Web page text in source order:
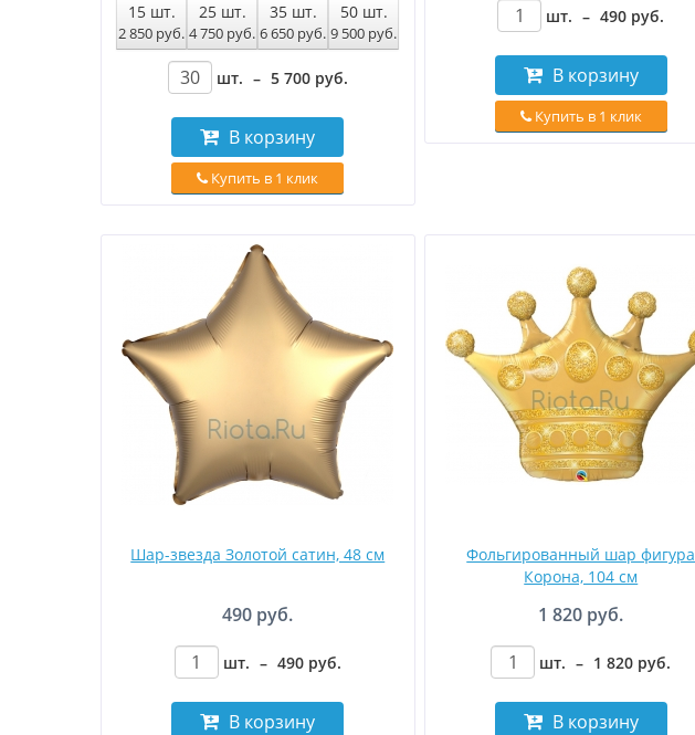
15шт.
2 850 руб.
25шт.
4 750 руб.
35шт.
6 650 руб.
50шт.
9 500 руб.
шт. – 5 700 руб.
В корзину
Купить в 1 клик
шт. – 490 руб.
В корзину
Купить в 1 клик
Шар-звезда Золотой сатин, 48 см
490 руб.
шт. – 490 руб.
В корзину
Фольгированный шар фигура
Корона, 104 см
1 820 руб.
шт. – 1 820 руб.
В корзину